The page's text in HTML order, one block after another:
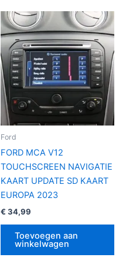
Ford
FORD MCA V12
TOUCHSCREEN NAVIGATIE
KAART UPDATE SD KAART
EUROPA 2023
€ 34,99
Toevoegen aan
winkelwagen